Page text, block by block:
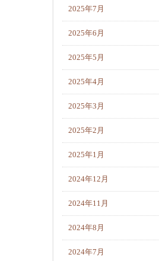
2025年7月
2025年6月
2025年5月
2025年4月
2025年3月
2025年2月
2025年1月
2024年12月
2024年11月
2024年8月
2024年7月